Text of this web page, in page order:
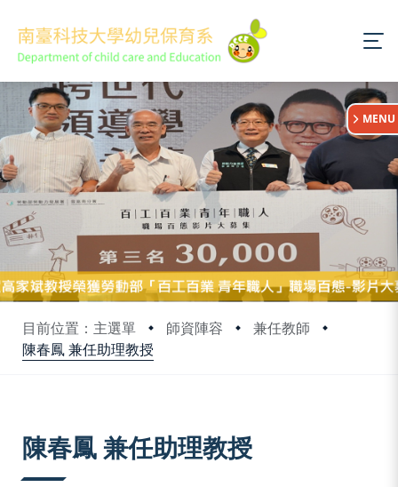
目前位置：主選單 師資陣容
兼任教師
陳春鳳 兼任助理教授
:::
MENU
陳春鳳 兼任助理教授